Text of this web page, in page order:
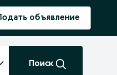
Подать объявление
Поиск